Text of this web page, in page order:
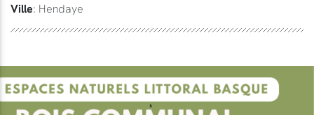
Ville: Hendaye